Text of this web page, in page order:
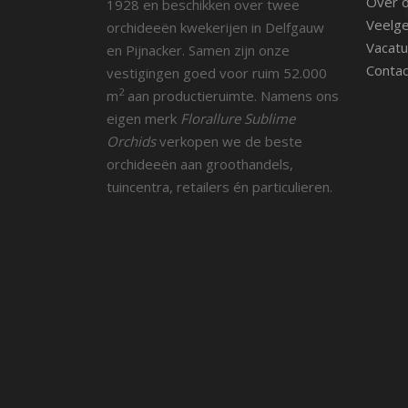
1928 en beschikken over twee
orchideeën kwekerijen in Delfgauw
en Pijnacker. Samen zijn onze
vestigingen goed voor ruim 52.000
m2 aan productieruimte. Namens ons
eigen merk Florallure Sublime
Orchidsverkopen we de beste
orchideeën aan groothandels,
tuincentra, retailers én particulieren.